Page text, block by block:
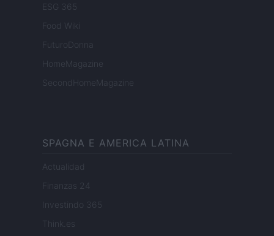
ESG 365
Food Wiki
FuturoDonna
HomeMagazine
SecondHomeMagazine
SPAGNA E AMERICA LATINA
Actualidad
Finanzas 24
Investindo 365
Think.es